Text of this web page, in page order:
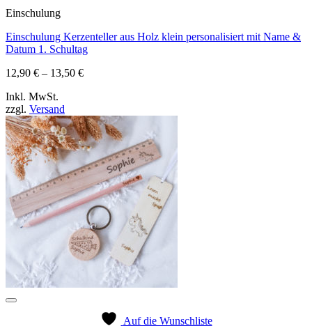
Einschulung
Einschulung Kerzenteller aus Holz klein personalisiert mit Name &
Datum 1. Schultag
12,90 € – 13,50 €Preisspanne:
Inkl. MwSt.
zzgl. Versand
Auf die Wunschliste